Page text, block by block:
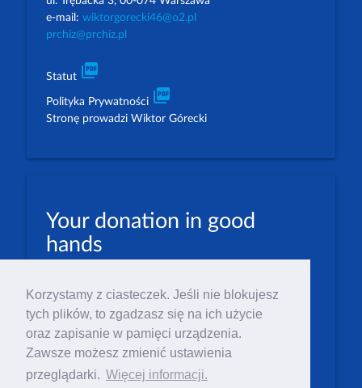
Korzystamy z ciasteczek. Jeśli nie blokujesz
tych plików, to zgadzasz się na ich użycie
oraz zapisanie w pamięci urządzenia.
Zawsze możesz zmienić ustawienia
przeglądarki. Więcej informacji.
e-mail: wiktorgorecki46@o2.pl
prchiz@prchiz.pl
Statut picture_as_pdf
Polityka Prywatności picture_as_pdf
Stronę prowadzi Wiktor Górecki
Your donation in good
hands
EUR: 23 1600 1462 1884 8633 6000 0004
Numer IBAN: PL23 1 600 1462 1884 8633 6000
0004
Numer BIC/SWIFT: PPABPLPK